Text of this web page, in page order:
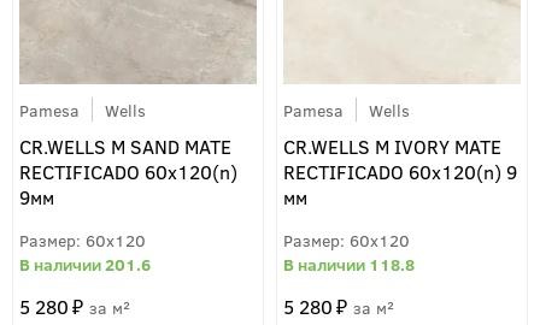
Pamesa Wells
CR.WELLS M SAND MATE
RECTIFICADO 60x120(n)
9мм
60x120
201.6
5 280 м²
Pamesa Wells
CR.WELLS M IVORY MATE
RECTIFICADO 60x120(n) 9
мм
60x120
118.8
5 280 м²